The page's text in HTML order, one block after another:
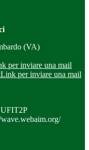
(VA)
per inviare una mail
Link per inviare una mail